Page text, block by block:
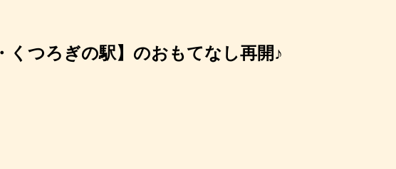
くつろぎの駅】のおもてなし再開♪